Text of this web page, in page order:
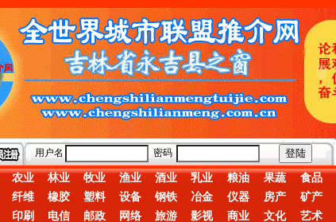
用户名 密码
农业 林业 牧业 渔业 酒业 乳业 粮油 果蔬 食品
纤维 橡胶 塑料 设备 钢铁 冶金 仪器 房产 矿产
印刷 电信 邮政 网络 旅游 影视 商业 文化 艺术